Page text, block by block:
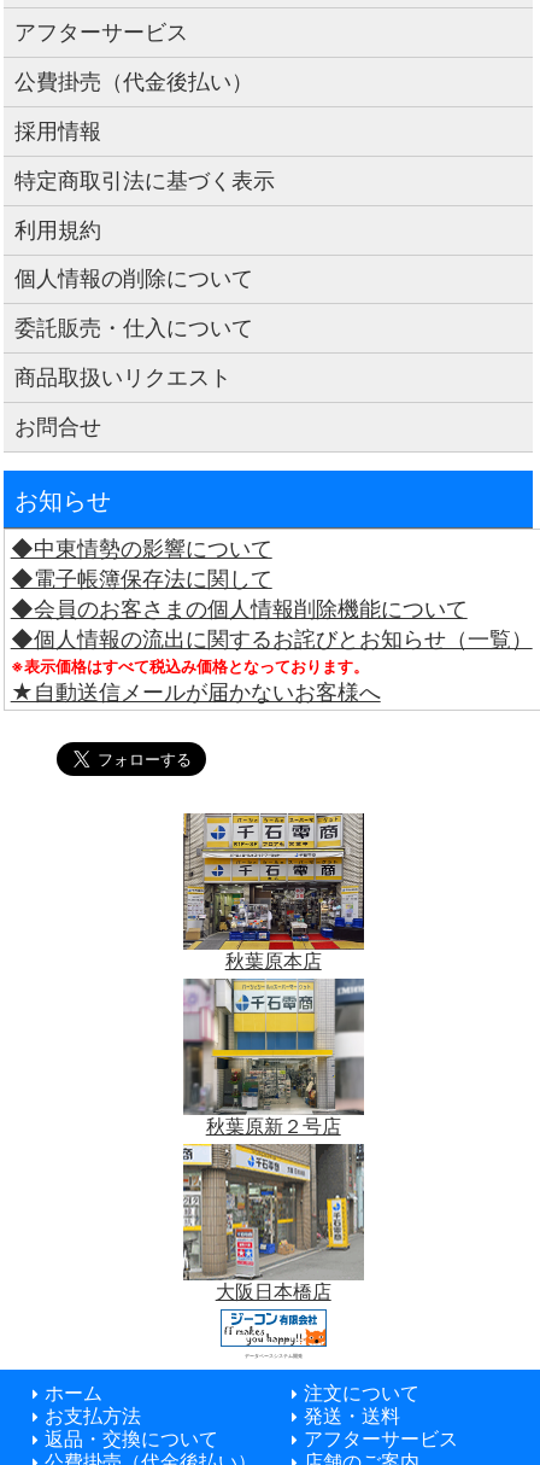
アフターサービス
公費掛売（代金後払い）
採用情報
特定商取引法に基づく表示
利用規約
個人情報の削除について
委託販売・仕入について
商品取扱いリクエスト
お問合せ
お知らせ
◆中東情勢の影響について
◆電子帳簿保存法に関して
◆会員のお客さまの個人情報削除機能について
◆個人情報の流出に関するお詫びとお知らせ（一覧）
※表示価格はすべて税込み価格となっております。
★自動送信メールが届かないお客様へ
秋葉原本店
秋葉原新２号店
大阪日本橋店
データベースシステム開発
ホーム
注文について
お支払方法
発送・送料
返品・交換について
アフターサービス